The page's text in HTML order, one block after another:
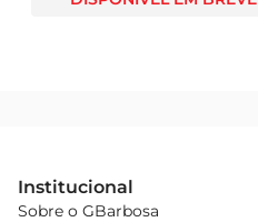
Institucional
Sobre o GBarbosa